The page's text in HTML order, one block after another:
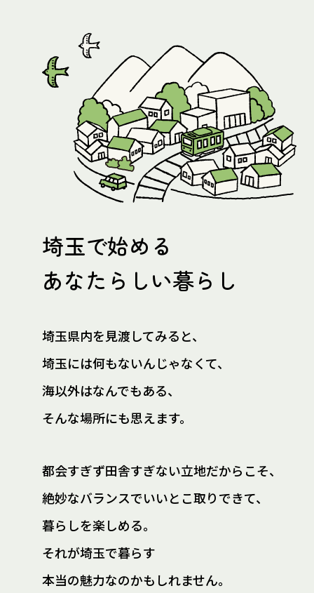
埼玉で始める
あなたらしい暮らし
埼玉県内を見渡してみると、
埼玉には何もないんじゃなくて、
海以外はなんでもある、
そんな場所にも思えます。
都会すぎず田舎すぎない立地だからこそ、
絶妙なバランスでいいとこ取りできて、
暮らしを楽しめる。
それが埼玉で暮らす
本当の魅力なのかもしれません。